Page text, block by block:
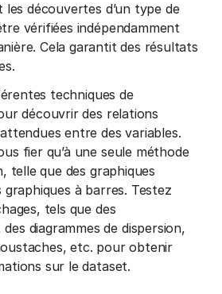
les découvertes d’un type de
vérifiées indépendamment
Cela garantit des résultats
techniques de
découvrir des relations
entre des variables.
fier qu’à une seule méthode
telle que des graphiques
graphiques à barres. Testez
tels que des
diagrammes de dispersion,
etc. pour obtenir
sur le dataset.